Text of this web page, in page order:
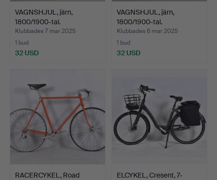
VAGNSHJUL, järn,
1800/1900-tal.
Klubbades 7 mar 2025
1 bud
32 USD
VAGNSHJUL, järn,
1800/1900-tal.
Klubbades 6 mar 2025
1 bud
32 USD
RACERCYKEL, Road
ELCYKEL, Cresent, 7-